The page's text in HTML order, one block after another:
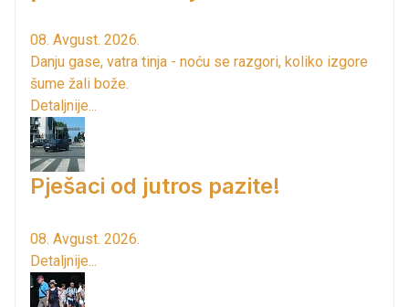
08. Avgust. 2026.
Danju gase, vatra tinja - noću se razgori, koliko izgore
šume žali bože.
Detaljnije...
Pješaci od jutros pazite!
08. Avgust. 2026.
Detaljnije...